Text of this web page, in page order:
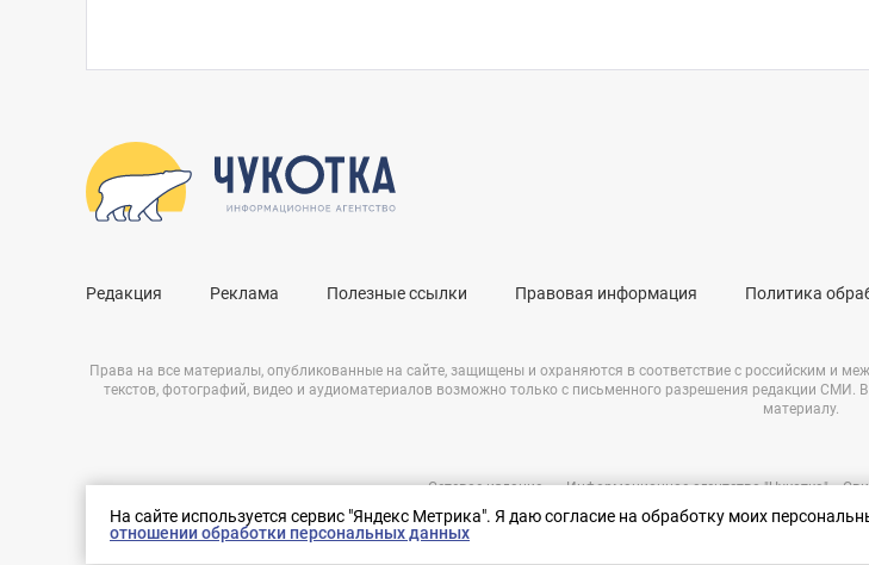
На сайте используется сервис "Яндекс Метрика". Я даю согласие на обработку моих
отношении обработки персональных данных
Редакция Реклама Полезные ссылки Правовая информация Политика
Права на все материалы, опубликованные на сайте, защищены и охраняются в соответствие с российским и
текстов, фотографий, видео и аудиоматериалов возможно только с письменного разрешения редакции СМИ.
материалу.
Выделите ее и нажмите Ctrl+Enter
Сетевое издание – «Информационное агентство "Чукотка"».
ЭЛ № ФС 77 – 69723 от 05.05.2017 г. Выдано Федеральной
информационных технологий и массовых